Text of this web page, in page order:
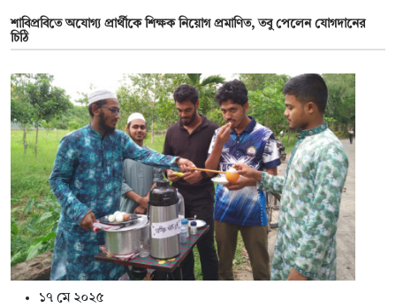
শাবিপ্রবিতে অযোগ্য প্রার্থীকে শিক্ষক নিয়োগ প্রমাণিত, তবু পেলেন যোগদানের
চিঠি
১৭ মে ২০২৫